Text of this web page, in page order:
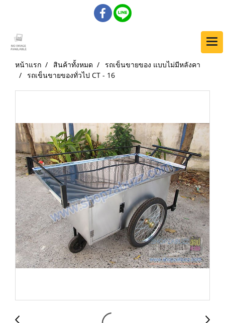
หน้าแรก สินค้าทั้งหมด
รถเข็นขายของ แบบไม่มีหลังคา
รถเข็นขายของทั่วไป CT - 16